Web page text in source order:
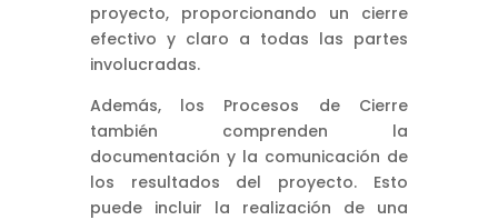
proyecto, proporcionando un cierre
efectivo y claro a todas las partes
involucradas.
Además, los Procesos de Cierre
también comprenden la
documentación y la comunicación de
los resultados del proyecto. Esto
puede incluir la realización de una